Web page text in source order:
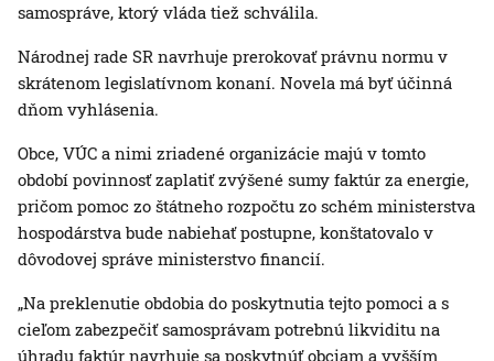
samospráve, ktorý vláda tiež schválila.
Národnej rade SR navrhuje prerokovať právnu normu v
skrátenom legislatívnom konaní. Novela má byť účinná
dňom vyhlásenia.
Obce, VÚC a nimi zriadené organizácie majú v tomto
období povinnosť zaplatiť zvýšené sumy faktúr za energie,
pričom pomoc zo štátneho rozpočtu zo schém ministerstva
hospodárstva bude nabiehať postupne, konštatovalo v
dôvodovej správe ministerstvo financií.
„Na preklenutie obdobia do poskytnutia tejto pomoci a s
cieľom zabezpečiť samosprávam potrebnú likviditu na
úhradu faktúr navrhuje sa poskytnúť obciam a vyšším